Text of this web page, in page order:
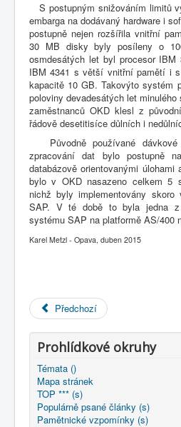
Historické počítače
COBOL
O nás
Úvod
M - virtuální
interní autorské texty - rubriky
~ OKD Ostrava : Mechanizace a
zpracování dat 1929-1996
1996 - nasazení IBM AS/400 a
S postupným snižováním limitů
embarga na dodávaný hardware i
postupně nejen rozšířila vnitřní
30 MB disky byly posíleny o
osmdesátých let byl procesor IBM
IBM 4341 s větší vnitřní pamětí i
kapacitě 10 GB. Takovýto systém
poloviny devadesátých let
zaměstnanců OKD klesl z
řádově desetitisíce důlních i
Původně používané dávkové
zpracování dat bylo postupně
databázově orientovanými
bylo v OKD nasazeno celkem 5
nichž byly implementovány skoro
SAP. V té době to byla jedna z
systému SAP na platformě AS/400
Karel Metzl - Opava, duben 2015
Předchozí
Prohlídkové okruhy
Témata ()
Mapa stránek
TOP *** (s)
Populárně psané články (s)
Pamětnické vzpomínky (s)